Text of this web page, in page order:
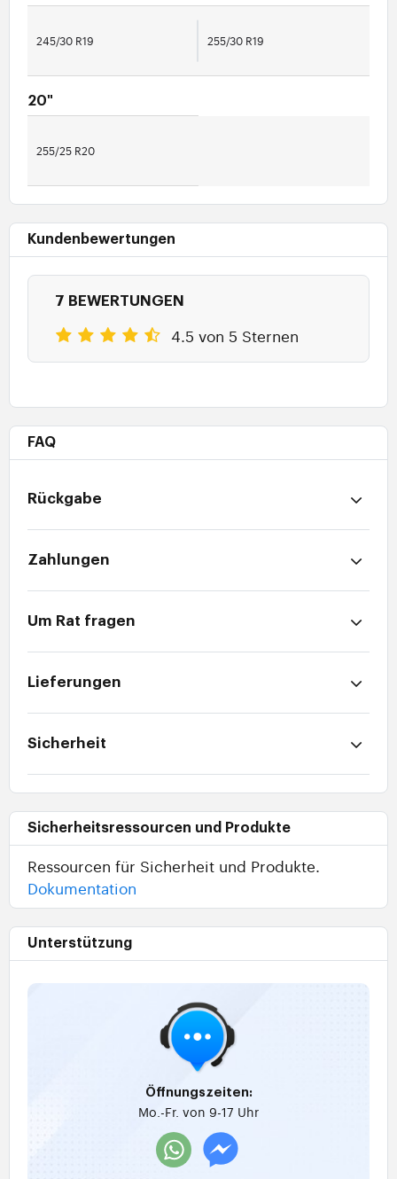
245/30 R19 255/30 R19
20"
255/25 R20
Kundenbewertungen
7 BEWERTUNGEN
4.5 von 5 Sternen
FAQ
Rückgabe
Zahlungen
Um Rat fragen
Lieferungen
Sicherheit
Sicherheitsressourcen und Produkte
Ressourcen für Sicherheit und Produkte.
Dokumentation
Unterstützung
Öffnungszeiten:
Mo.-Fr. von 9-17 Uhr